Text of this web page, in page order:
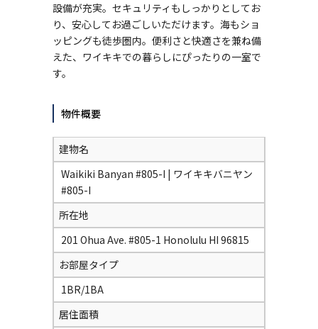
設備が充実。セキュリティもしっかりとしてお
り、安心してお過ごしいただけます。海もショ
ッピングも徒歩圏内。便利さと快適さを兼ね備
えた、ワイキキでの暮らしにぴったりの一室で
す。
物件概要
建物名
Waikiki Banyan #805-I | ワイキキバニヤン
#805-I
所在地
201 Ohua Ave. #805-1 Honolulu HI 96815
お部屋タイプ
1BR/1BA
居住面積